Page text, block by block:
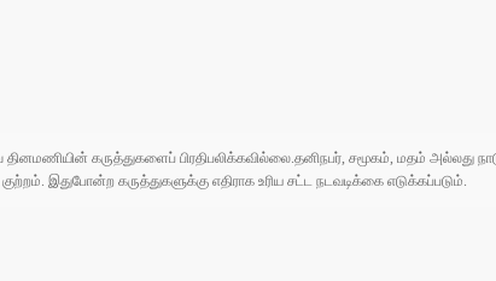
தினமணியின் கருத்துகளைப் பிரதிபலிக்கவில்லை.தனிநபர், சமூகம், மதம் அல்லது
இதுபோன்ற கருத்துகளுக்கு எதிராக உரிய சட்ட நடவடிக்கை எடுக்கப்படும்.